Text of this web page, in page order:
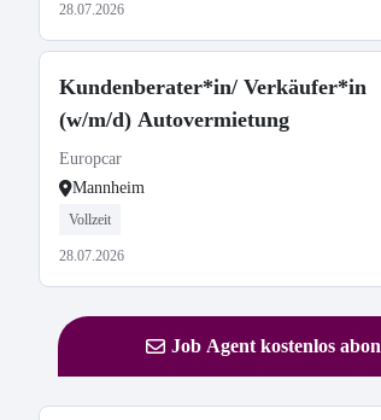
28.07.2026
Kundenberater*in/ Verkäufer*in
(w/m/d) Autovermietung
Europcar
Mannheim
Vollzeit
28.07.2026
Job Agent kostenlos